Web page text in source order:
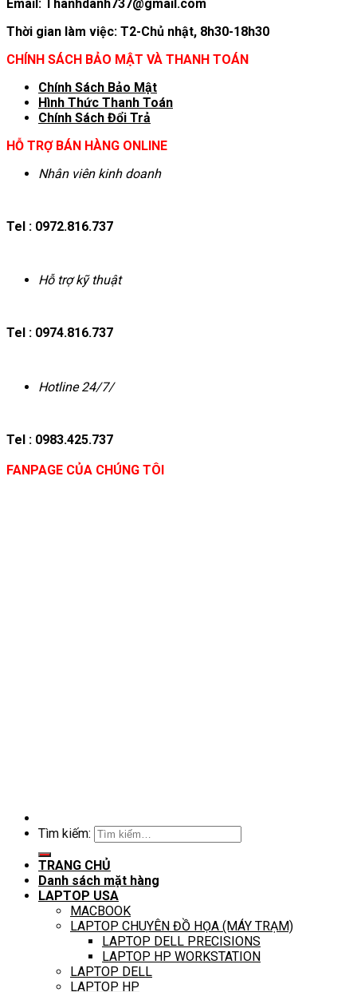
Email: Thanhdanh737@gmail.com
Thời gian làm việc: T2-Chủ nhật, 8h30-18h30
CHÍNH SÁCH BẢO MẬT VÀ THANH TOÁN
Chính Sách Bảo Mật
Hình Thức Thanh Toán
Chính Sách Đổi Trả
HỖ TRỢ BÁN HÀNG ONLINE
Nhân viên kinh doanh
Tel : 0972.816.737
Hỗ trợ kỹ thuật
Tel : 0974.816.737
Hotline 24/7/
Tel : 0983.425.737
FANPAGE CỦA CHÚNG TÔI
Tìm kiếm:
TRANG CHỦ
Danh sách mặt hàng
LAPTOP USA
MACBOOK
LAPTOP CHUYÊN ĐỒ HỌA (MÁY TRẠM)
LAPTOP DELL PRECISIONS
LAPTOP HP WORKSTATION
LAPTOP DELL
LAPTOP HP